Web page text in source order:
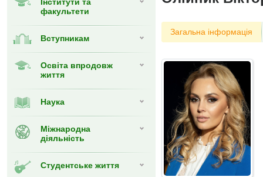
факультети
Вступникам
Освіта впродовж
життя
Наука
Міжнародна
діяльність
Студентське життя
Загальна інформація